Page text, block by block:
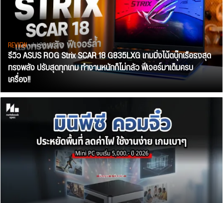
REVIEW• Jul 28, 2026
รีวิว ASUS ROG Strix SCAR 18 G835LXG เกมมิ่งโน้ตบุ๊กเรือธงสุด
ทรงพลัง ปรับสุดทุกเกม ทำงานหนักก็ไม่กลัว ฟีเจอร์มาเต็มครบ
เครื่อง!!